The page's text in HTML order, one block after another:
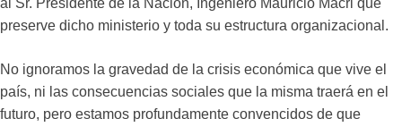
preserve dicho ministerio y toda su estructura organizacional.
No ignoramos la gravedad de la crisis económica que vive el
país, ni las consecuencias sociales que la misma traerá en el
futuro, pero estamos profundamente convencidos de que